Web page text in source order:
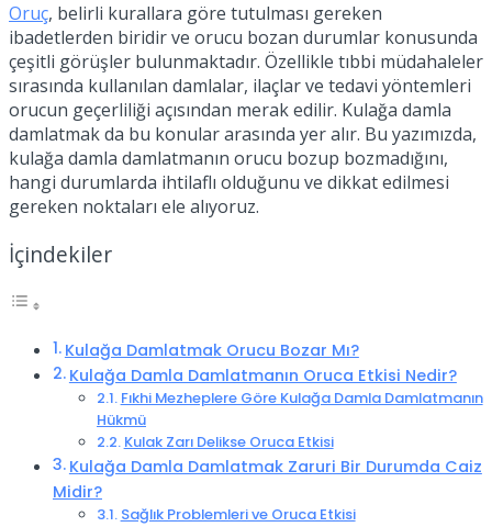
Oruç, belirli kurallara göre tutulması gereken
ibadetlerden biridir ve orucu bozan durumlar konusunda
çeşitli görüşler bulunmaktadır. Özellikle tıbbi müdahaleler
sırasında kullanılan damlalar, ilaçlar ve tedavi yöntemleri
orucun geçerliliği açısından merak edilir. Kulağa damla
damlatmak da bu konular arasında yer alır. Bu yazımızda,
kulağa damla damlatmanın orucu bozup bozmadığını,
hangi durumlarda ihtilaflı olduğunu ve dikkat edilmesi
gereken noktaları ele alıyoruz.
İçindekiler
Kulağa Damlatmak Orucu Bozar Mı?
Kulağa Damla Damlatmanın Oruca Etkisi Nedir?
Fıkhi Mezheplere Göre Kulağa Damla Damlatmanın
Hükmü
Kulak Zarı Delikse Oruca Etkisi
Kulağa Damla Damlatmak Zaruri Bir Durumda Caiz
Midir?
Sağlık Problemleri ve Oruca Etkisi